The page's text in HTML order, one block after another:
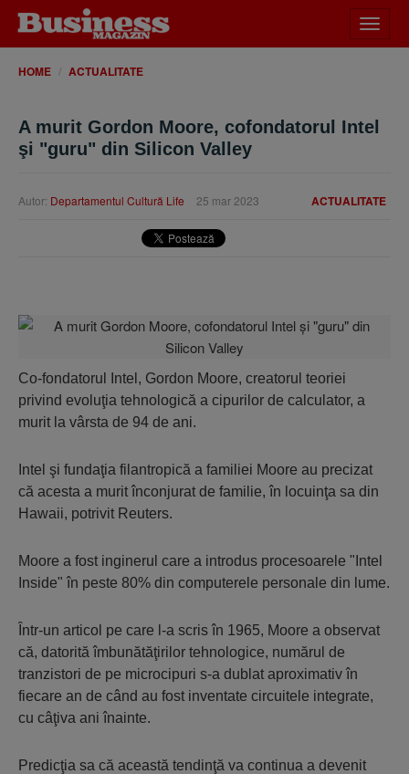
meniu
HOME ACTUALITATE
A murit Gordon Moore, cofondatorul Intel
şi "guru" din Silicon Valley
ACTUALITATE
Autor: Departamentul Cultură Life 25 mar 2023
Co-fondatorul Intel, Gordon Moore, creatorul teoriei
privind evoluţia tehnologică a cipurilor de calculator, a
murit la vârsta de 94 de ani.
Intel şi fundaţia filantropică a familiei Moore au precizat
că acesta a murit înconjurat de familie, în locuinţa sa din
Hawaii, potrivit Reuters.
Moore a fost inginerul care a introdus procesoarele "Intel
Inside" în peste 80% din computerele personale din lume.
Într-un articol pe care l-a scris în 1965, Moore a observat
că, datorită îmbunătăţirilor tehnologice, numărul de
tranzistori de pe microcipuri s-a dublat aproximativ în
fiecare an de când au fost inventate circuitele integrate,
cu câţiva ani înainte.
Predicţia sa că această tendinţă va continua a devenit